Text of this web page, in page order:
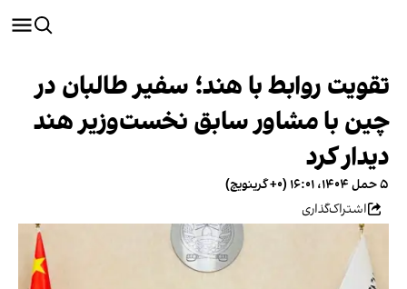
تقویت روابط با هند؛ سفیر طالبان در
چین با مشاور سابق نخست‌وزیر هند
دیدار کرد
۵ حمل ۱۴۰۴، ۱۶:۰۱ (‎+۰ گرینویچ)
اشتراک‌گذاری